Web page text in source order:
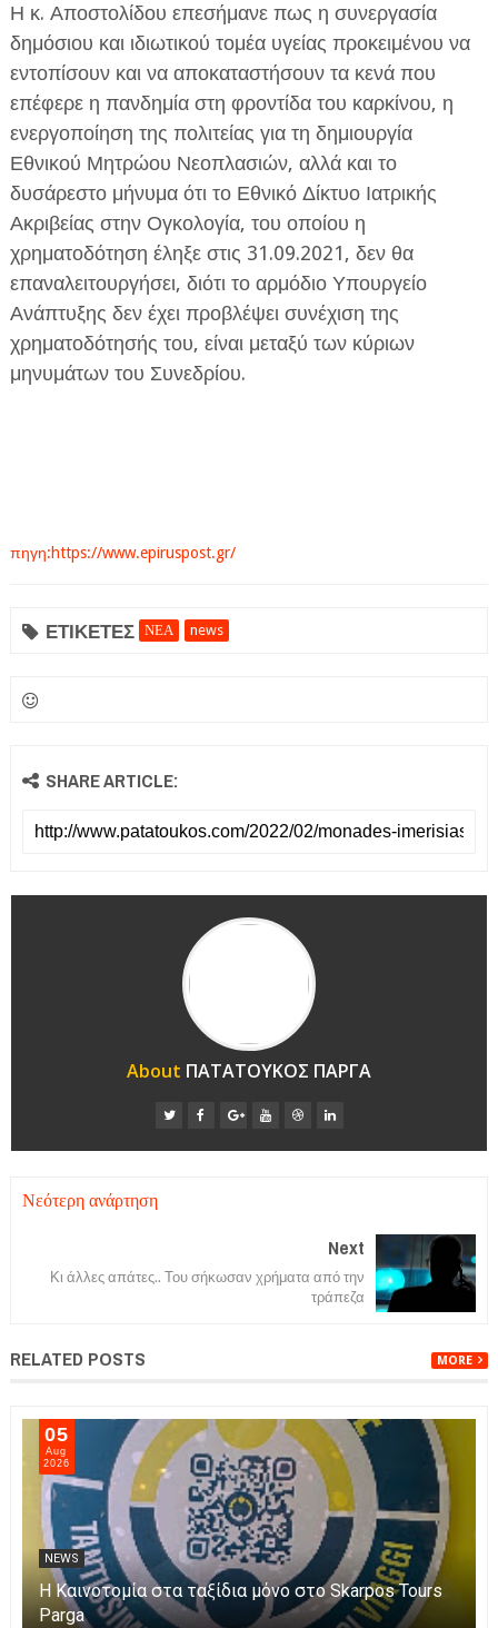
Η κ. Αποστολίδου επεσήμανε πως η συνεργασία
δημόσιου και ιδιωτικού τομέα υγείας προκειμένου να
εντοπίσουν και να αποκαταστήσουν τα κενά που
επέφερε η πανδημία στη φροντίδα του καρκίνου, η
ενεργοποίηση της πολιτείας για τη δημιουργία
Εθνικού Μητρώου Νεοπλασιών, αλλά και το
δυσάρεστο μήνυμα ότι το Εθνικό Δίκτυο Ιατρικής
Ακριβείας στην Ογκολογία, του οποίου η
χρηματοδότηση έληξε στις 31.09.2021, δεν θα
επαναλειτουργήσει, διότι το αρμόδιο Υπουργείο
Ανάπτυξης δεν έχει προβλέψει συνέχιση της
χρηματοδότησής του, είναι μεταξύ των κύριων
μηνυμάτων του Συνεδρίου.
πηγη:https://www.epiruspost.gr/
ΕΤΙΚΕΤΕΣ ΝΕΑ news
SHARE ARTICLE:
About ΠΑΤΑΤΟΥΚΟΣ ΠΑΡΓΑ
Νεότερη ανάρτηση
Next
Κι άλλες απάτες.. Του σήκωσαν χρήματα από την
τράπεζα
RELATED POSTS MORE
06
Aug
2026
NEWS
Η Πάργα τίμησε τη Μεταμόρφωση του Κυρίου